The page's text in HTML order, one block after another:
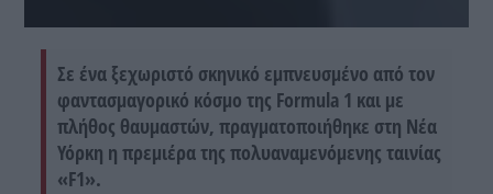
Σε ένα ξεχωριστό σκηνικό εμπνευσμένο από τον
φαντασμαγορικό κόσμο της Formula 1 και με
πλήθος θαυμαστών, πραγματοποιήθηκε στη Νέα
Υόρκη η πρεμιέρα της πολυαναμενόμενης ταινίας
«F1».